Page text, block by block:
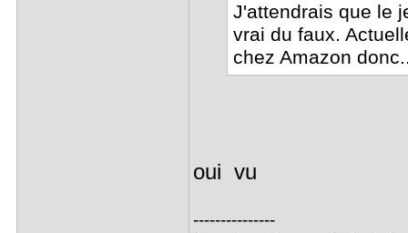
J'attendrais que le
vrai du faux.
chez Amazon
oui vu
---------------